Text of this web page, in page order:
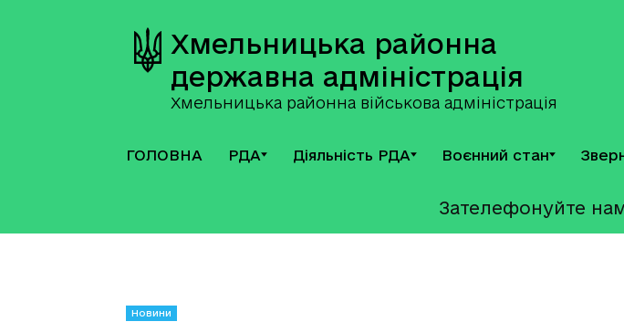
Хмельницька районна
державна адміністрація
Хмельницька районна військова адміністрація
ГОЛОВНА РДА Діяльність РДА Воєнний стан
Зателефонуйте
Новини